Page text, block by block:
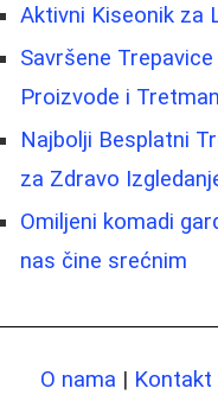
Aktivni Kiseonik za
Savršene
Proizvode i
Najbolji Besplatni
za Zdravo
Omiljeni komadi
nas čine srećnim
O nama | Kontakt